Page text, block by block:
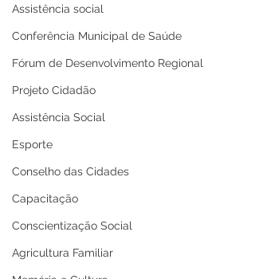
Assistência social
Conferência Municipal de Saúde
Fórum de Desenvolvimento Regional
Projeto Cidadão
Assistência Social
Esporte
Conselho das Cidades
Capacitação
Conscientização Social
Agricultura Familiar